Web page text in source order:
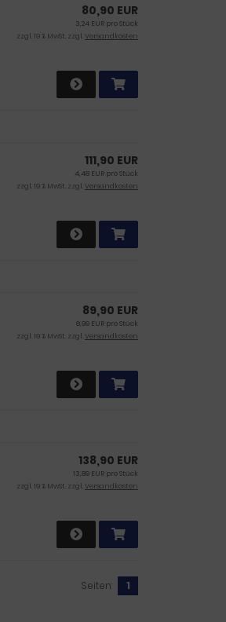
80,90 EUR
3,24 EUR pro Stück
zzgl. 19 % MwSt. zzgl.Versandkosten
111,90 EUR
4,48 EUR pro Stück
zzgl. 19 % MwSt. zzgl.Versandkosten
89,90 EUR
8,99 EUR pro Stück
zzgl. 19 % MwSt. zzgl.Versandkosten
138,90 EUR
13,89 EUR pro Stück
zzgl. 19 % MwSt. zzgl.Versandkosten
Seiten: 1